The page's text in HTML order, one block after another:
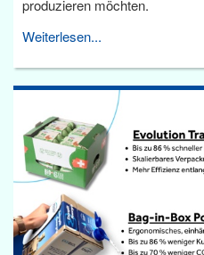
produzieren möchten.
Weiterlesen...